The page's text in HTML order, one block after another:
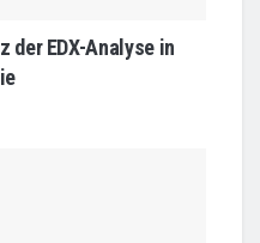
EDX-Analyse in